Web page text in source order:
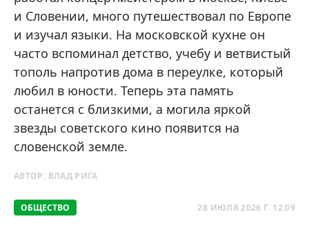
и Словении, много путешествовал по Европе
и изучал языки. На московской кухне он
часто вспоминал детство, учебу и ветвистый
тополь напротив дома в переулке, который
любил в юности. Теперь эта память
останется с близкими, а могила яркой
звезды советского кино появится на
словенской земле.
АВТОР: ВЛАД РИГА
ОБЩЕСТВО 28 ИЮЛЯ 2026 Г. 12:09